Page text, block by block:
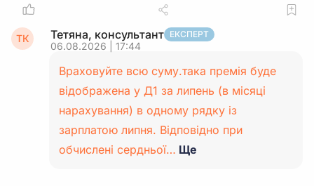
ТК Тетяна, консультант ЕКСПЕРТ
06.08.2026 | 17:44
Враховуйте всю суму.така премія буде
відображена у Д1 за липень (в місяці
нарахування) в одному рядку із
зарплатою липня. Відповідно при
обчислені сердньої… Ще